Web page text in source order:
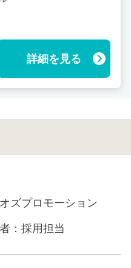
くてもOK
詳細を見る
ズプロモーション
：採用担当